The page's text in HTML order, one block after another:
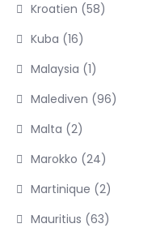
Kroatien (58)
Kuba (16)
Malaysia (1)
Malediven (96)
Malta (2)
Marokko (24)
Martinique (2)
Mauritius (63)